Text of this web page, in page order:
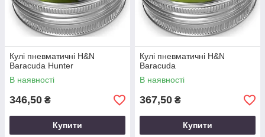
Кулі пневматичні H&N
Baracuda Hunter
В наявності
346,50 ₴
Купити
Кулі пневматичні H&N
Baracuda
В наявності
367,50 ₴
Купити